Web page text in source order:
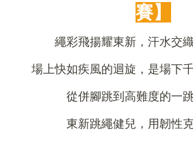
賽】
繩彩飛揚耀東新，汗水交
場上快如疾風的迴旋，是場下
從併腳跳到高難度的一
東新跳繩健兒，用韌性克